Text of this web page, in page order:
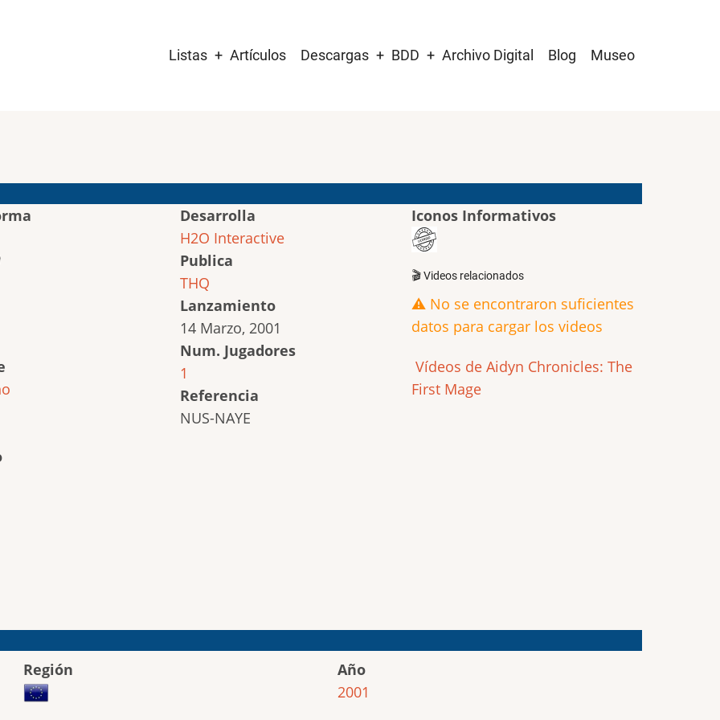
navigation
Listas Artículos Descargas BDD Archivo Digital Blog Museo
Desarrolla
H2O Interactive
Publica
THQ
Lanzamiento
14 Marzo, 2001
Num. Jugadores
1
Referencia
NUS-NAYE
Iconos Informativos
🎬 Videos relacionados
⚠️ No se encontraron suficientes
datos para cargar los videos
Vídeos de Aidyn Chronicles: The
First Mage
Región
Año
2001